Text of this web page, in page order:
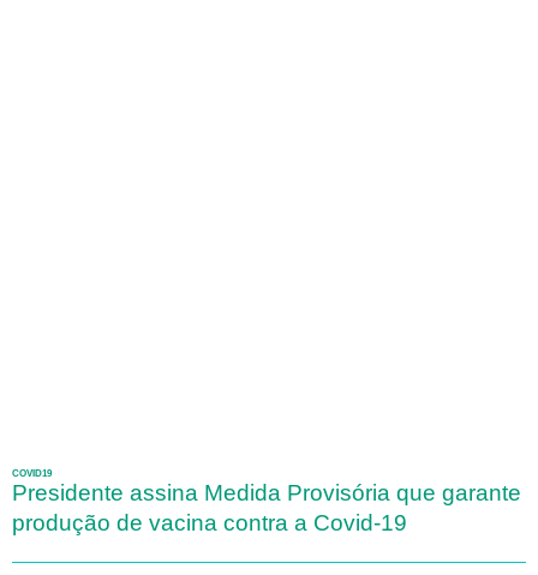
COVID19
Presidente assina Medida Provisória que garante
produção de vacina contra a Covid-19